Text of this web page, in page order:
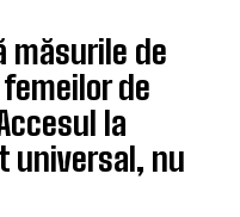
măsurile de
de
la
nu